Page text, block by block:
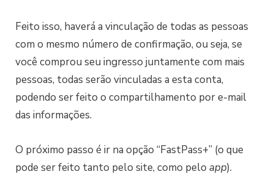
Feito isso, haverá a vinculação de todas as pessoas
com o mesmo número de confirmação, ou seja, se
você comprou seu ingresso juntamente com mais
pessoas, todas serão vinculadas a esta conta,
podendo ser feito o compartilhamento por e-mail
das informações.
O próximo passo é ir na opção “FastPass+” (o que
pode ser feito tanto pelo site, como pelo app).